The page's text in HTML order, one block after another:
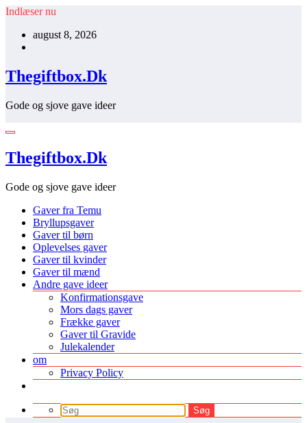
Videre
indhold
Indlæser nu
august 8, 2026
Thegiftbox.Dk
Gode og sjove gave ideer
Thegiftbox.Dk
Gode og sjove gave ideer
Gaver fra Temu
Bryllupsgaver
Gaver til børn
Oplevelses gaver
Gaver til kvinder
Gaver til mænd
Andre gave ideer
Konfirmationsgave
Mors dags gaver
Frække gaver
Gaver til Gravide
Julekalender
om
Privacy Policy